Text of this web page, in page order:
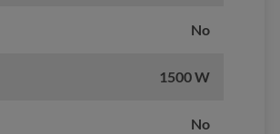
No
1500 W
No